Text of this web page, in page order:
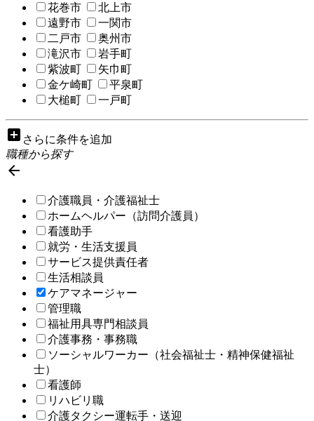
花巻市
北上市
遠野市
一関市
二戸市
奥州市
滝沢市
岩手町
紫波町
矢巾町
金ケ崎町
平泉町
大槌町
一戸町
add_box さらに条件を追加
職種から探す

介護職員・介護福祉士
ホームヘルパー（訪問介護員）
看護助手
就労・生活支援員
サービス提供責任者
生活相談員
ケアマネージャー
管理職
福祉用具専門相談員
介護事務・事務職
ソーシャルワーカー（社会福祉士・精神保健福祉
士）
看護師
リハビリ職
介護タクシー運転手・送迎